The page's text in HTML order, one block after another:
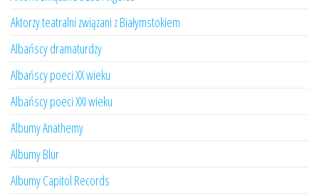
Aktorzy teatralni związani z Białymstokiem
Albańscy dramaturdzy
Albańscy poeci XX wieku
Albańscy poeci XXI wieku
Albumy Anathemy
Albumy Blur
Albumy Capitol Records